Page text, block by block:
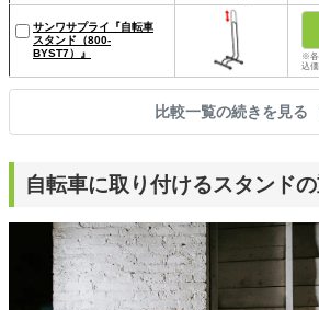
サンワサプライ『自転車
スタンド（800-
BYST7）』
※各
込
比較一覧の続きを見る
自転車に取り付けるスタンド